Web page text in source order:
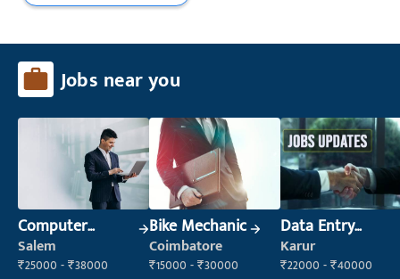
Jobs near you
Computer
Operator
Salem
₹25000 - ₹38000
Bike Mechanic
Coimbatore
₹15000 - ₹30000
Data Entry
Operator
Karur
₹22000 - ₹40000